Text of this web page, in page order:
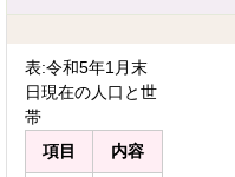
表:令和5年1月末
日現在の人口と世
帯
項目
内容